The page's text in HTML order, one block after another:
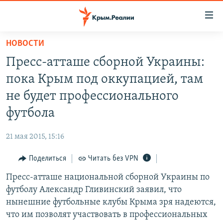
Вернуться
основному
содержанию
Вернутся
главной
Вернутся
поиску
СПЕЦПРОЕКТЫ
ГРУЗ 200
КАРТА ВОЕННЫХ ОБЪЕКТОВ КРЫМА
ВОДА
ИСТОРИЯ
ИНФОГРАФИКА
ТЕЛЕПРОЕКТ КРЫМ.РЕАЛИИ
СОВЕТЫ ПРАВОЗАЩИТНИКОВ
ПРОПАВШИЕ БЕЗ ВЕСТИ
РАДІО СВОБОДА
КАК ОБОЙТИ БЛОКИРОВКУ
Українською
Qırımtatar
НОВОСТИ
Пресс-атташе сборной Украины:
пока Крым под оккупацией, там
не будет профессионального
футбола
21 мая 2015, 15:16
Поделиться Читать без VPN
Пресс-атташе национальной сборной Украины по
футболу Александр Гливинский заявил, что
нынешние футбольные клубы Крыма зря надеются,
что им позволят участвовать в профессиональных